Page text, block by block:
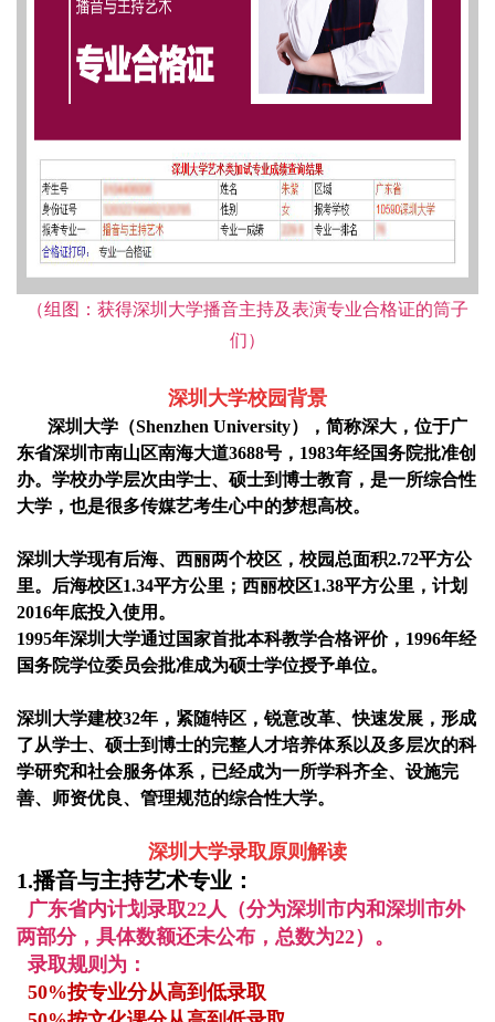
（组图：获得深圳大学播音主持及表演专业合格证的筒子
们）
深圳大学校园背景
深圳大学（Shenzhen University）
，简称深大，位于广
东省深圳市南山区南海大道3688号， 1983年经国务院批准创
办。学校办学层次由学士、硕士到博士教育，是一所综合性
大学，也是很多传媒艺考生心中的梦想高校。
深圳大学现有后海、西丽两个校区，校园总面积2.72平方公
里。
后海校区1.34平方公里；西丽校区1.38平方公里 ，计划
2016年底投入使用。
1995年深圳大学通过国家首批本科教学合格评价，1996年经
国务院学位委员会批准成为硕士学位授予单位。
深圳大学建校32年 ，紧随特区，锐意改革、快速发展，形成
了从学士、硕士到博士的完整人才培养体系以及多层次的科
学研究和社会服务体系，已经成为一所学科齐全、设施完
善、师资优良、管理规范的综合性大学。
深圳大学录取原则解读
1.播音与主持艺术专业：
广东省内计划录取22人（分为深圳市内和深圳市外
两部分，具体数额还未公布，总数为22）。
录取规则为：
50%按专业分从高到低录取